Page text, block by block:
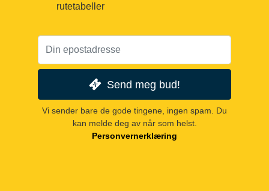
rutetabeller
Send meg bud!
Vi sender bare de gode tingene, ingen spam. Du
kan melde deg av når som helst.
Personvernerklæring